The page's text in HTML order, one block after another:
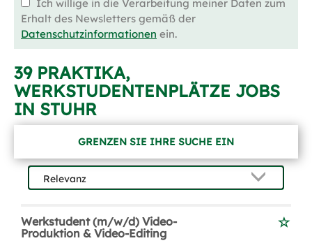
Ich willige in die Verarbeitung meiner Daten zum
Erhalt des Newsletters gemäß der
Datenschutzinformationen ein.
39 PRAKTIKA,
WERKSTUDENTENPLÄTZE JOBS
IN STUHR
GRENZEN SIE IHRE SUCHE EIN
Werkstudent (m/w/d) Video-
Produktion & Video-Editing